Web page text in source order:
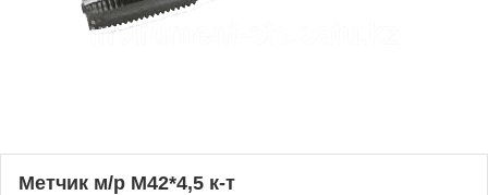
Метчик м/р М42*4,5 к-т